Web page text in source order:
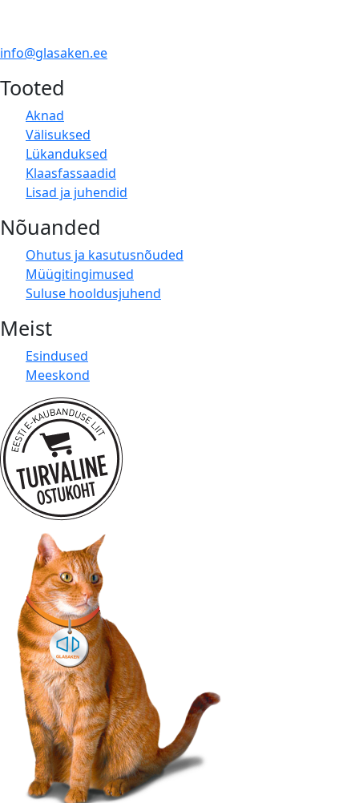
info@glasaken.ee
Tooted
Aknad
Välisuksed
Lükanduksed
Klaasfassaadid
Lisad ja juhendid
Nõuanded
Ohutus ja kasutusnõuded
Müügitingimused
Suluse hooldusjuhend
Meist
Esindused
Meeskond